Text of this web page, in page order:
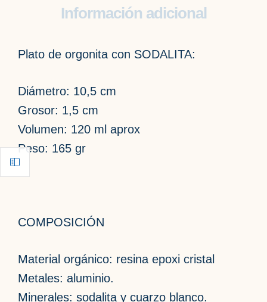
Información adicional
Plato de orgonita con SODALITA:
Diámetro: 10,5 cm
Grosor: 1,5 cm
Volumen: 120 ml aprox
Peso: 165 gr
COMPOSICIÓN
Material orgánico: resina epoxi cristal
Metales: aluminio.
Minerales: sodalita y cuarzo blanco.